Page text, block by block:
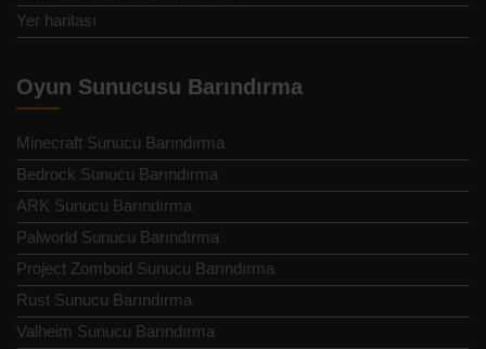
Yer haritası
Oyun Sunucusu Barındırma
Minecraft Sunucu Barındırma
Bedrock Sunucu Barındırma
ARK Sunucu Barındırma
Palworld Sunucu Barındırma
Project Zomboid Sunucu Barındırma
Rust Sunucu Barındırma
Valheim Sunucu Barındırma